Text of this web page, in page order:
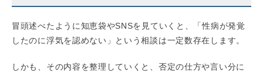
冒頭述べたように知恵袋やSNSを見ていくと、「性病が発覚
したのに浮気を認めない」という相談は一定数存在します。
しかも、その内容を整理していくと、否定の仕方や言い分に